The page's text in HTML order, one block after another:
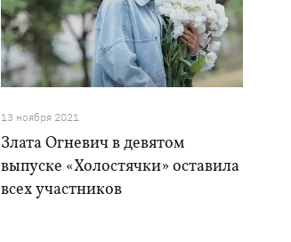
13 ноября 2021
Злата Огневич в девятом
выпуске «Холостячки» оставила
всех участников